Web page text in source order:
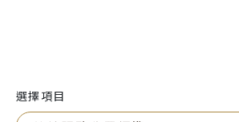
選擇項目